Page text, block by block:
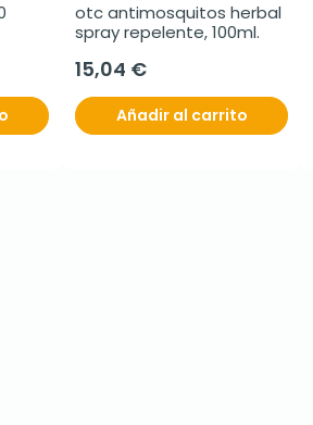
otc antimosquitos herbal
spray repelente, 100ml.
15,04 €
Añadir al carrito